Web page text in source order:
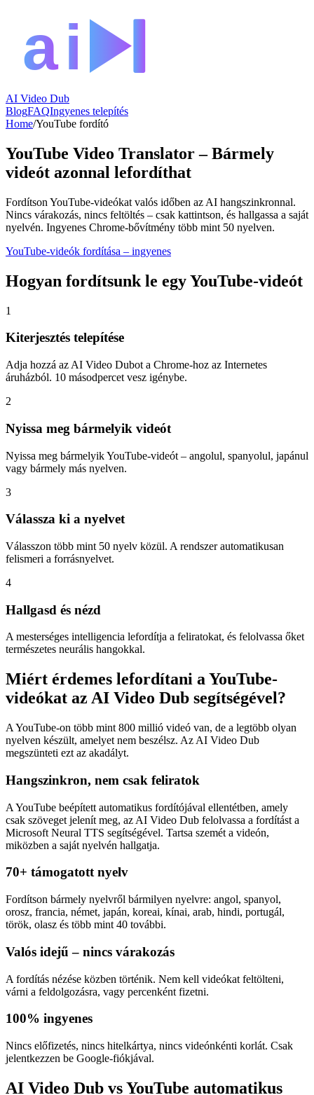
AI Video Dub
BlogFAQIngyenes telepítés
Home/YouTube fordító
YouTube Video Translator – Bármely
videót azonnal lefordíthat
Fordítson YouTube-videókat valós időben az AI hangszinkronnal.
Nincs várakozás, nincs feltöltés – csak kattintson, és hallgassa a saját
nyelvén. Ingyenes Chrome-bővítmény több mint 50 nyelven.
YouTube-videók fordítása – ingyenes
Hogyan fordítsunk le egy YouTube-videót
1
Kiterjesztés telepítése
Adja hozzá az AI Video Dubot a Chrome-hoz az Internetes
áruházból. 10 másodpercet vesz igénybe.
2
Nyissa meg bármelyik videót
Nyissa meg bármelyik YouTube-videót – angolul, spanyolul, japánul
vagy bármely más nyelven.
3
Válassza ki a nyelvet
Válasszon több mint 50 nyelv közül. A rendszer automatikusan
felismeri a forrásnyelvet.
4
Hallgasd és nézd
A mesterséges intelligencia lefordítja a feliratokat, és felolvassa őket
természetes neurális hangokkal.
Miért érdemes lefordítani a YouTube-
videókat az AI Video Dub segítségével?
A YouTube-on több mint 800 millió videó van, de a legtöbb olyan
nyelven készült, amelyet nem beszélsz. Az AI Video Dub
megszünteti ezt az akadályt.
Hangszinkron, nem csak feliratok
A YouTube beépített automatikus fordítójával ellentétben, amely
csak szöveget jelenít meg, az AI Video Dub felolvassa a fordítást a
Microsoft Neural TTS segítségével. Tartsa szemét a videón,
miközben a saját nyelvén hallgatja.
70+ támogatott nyelv
Fordítson bármely nyelvről bármilyen nyelvre: angol, spanyol,
orosz, francia, német, japán, koreai, kínai, arab, hindi, portugál,
török, olasz és több mint 40 további.
Valós idejű – nincs várakozás
A fordítás nézése közben történik. Nem kell videókat feltölteni,
várni a feldolgozásra, vagy percenként fizetni.
100% ingyenes
Nincs előfizetés, nincs hitelkártya, nincs videónkénti korlát. Csak
jelentkezzen be Google-fiókjával.
AI Video Dub vs YouTube automatikus